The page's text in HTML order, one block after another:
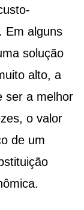
Em alguns
solução
alto, a
ser a melhor
o valor
de um